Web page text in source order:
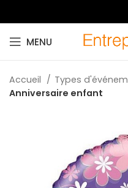
MENU
Accueil Types
Anniversaire enfant